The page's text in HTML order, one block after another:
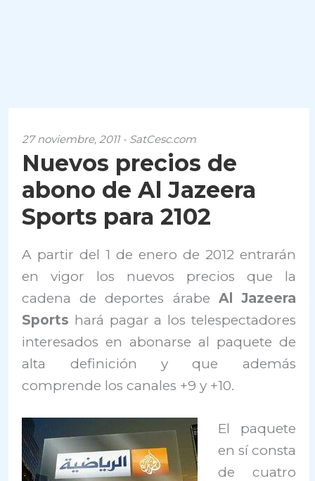
27 noviembre, 2011 - SatCesc.com
Nuevos precios de
abono de Al Jazeera
Sports para 2102
A partir del 1 de enero de 2012 entrarán
en vigor los nuevos precios que la
cadena de deportes árabe Al Jazeera
Sports hará pagar a los telespectadores
interesados en abonarse al paquete de
alta definición y que además
comprende los canales +9 y +10.
El paquete
en sí consta
de cuatro